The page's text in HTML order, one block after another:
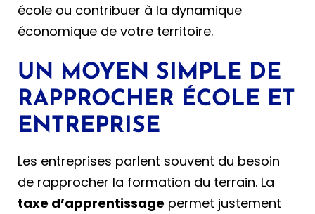
école ou contribuer à la dynamique
économique de votre territoire.
UN MOYEN SIMPLE DE
RAPPROCHER ÉCOLE ET
ENTREPRISE
Les entreprises parlent souvent du besoin
de rapprocher la formation du terrain. La
taxe d’apprentissage permet justement